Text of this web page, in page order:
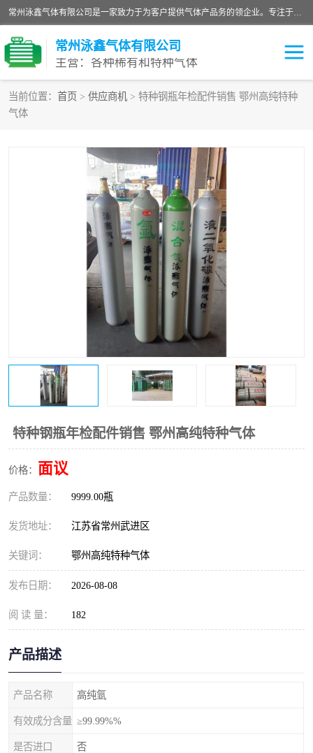
常州泳鑫气体有限公司是一家致力于为客户提供气体产品务的领企业。专注于环氧乙烷剂、环氧乙烷、高纯气体以及稀有和特种气体的研发、生产、销售和配送，产品广泛应用于医疗、电子、科研、化工、食品等多个领域。主要产品有：环氧乙烷灭菌剂，环氧乙烷，高纯氩，氮，氪，氙，氖，氘，笑，氦，氢，氧等各种稀有和特种气体。
常州泳鑫气体有限公司
主营：各种稀有和特种气体
当前位置： 首页 > 供应商机 > 特种钢瓶年检配件销售 鄂州高纯特种
气体
特种钢瓶年检配件销售 鄂州高纯特种气体
价格： 面议
产品数量： 9999.00瓶
发货地址： 江苏省常州武进区
关键词： 鄂州高纯特种气体
发布日期： 2026-08-08
阅 读 量： 182
产品描述
产品名称 高纯氩
有效成分含量 ≥99.99%%
是否进口 否
高纯氦气
环氧乙烷灭菌剂 高纯氩气